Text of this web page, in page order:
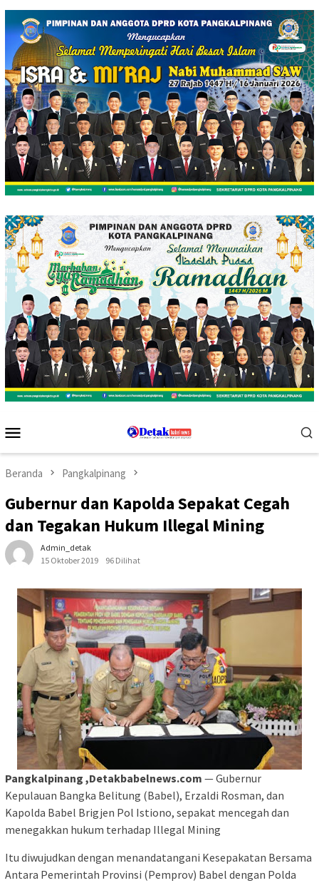
Loncat
konten
Mobile
Beranda Pangkalpinang
Gubernur dan Kapolda Sepakat Cegah
dan Tegakan Hukum Illegal Mining
Admin_detak
15 Oktober 2019
96 Dilihat
Pangkalpinang ,Detakbabelnews.com — Gubernur
Kepulauan Bangka Belitung (Babel), Erzaldi Rosman, dan
Kapolda Babel Brigjen Pol Istiono, sepakat mencegah dan
menegakkan hukum terhadap Illegal Mining
Itu diwujudkan dengan menandatangani Kesepakatan Bersama
Antara Pemerintah Provinsi (Pemprov) Babel dengan Polda